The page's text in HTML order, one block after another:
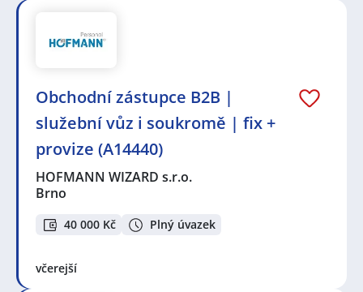
Obchodní zástupce B2B |
služební vůz i soukromě | fix +
provize (A14440)
HOFMANN WIZARD s.r.o.
Brno
40 000 Kč Plný úvazek
včerejší